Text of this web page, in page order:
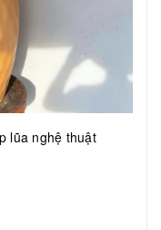
lũa nghệ thuật